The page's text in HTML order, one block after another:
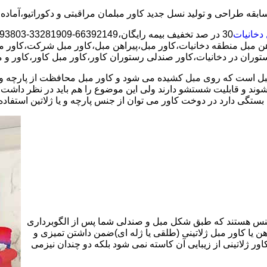
دخانیات
مبل منطقه دخانیات،کاور مبل،پیراهن مبل،کاور مبل
در دخانیات،کاور صندلی رستوران کاور،کاور مبل کاور،کاور و
که روی مبل کشیده می شود و کاور مبل محافظت از پارچه و
و قابلیت شستشو دارند ولی این موضوع را هم باید در نظر
دارد در دوخت کاور می توان از جنس پارچه و یا ژلاتین
هستند که طبق شکل مبل و صندلی شما پس از الگوبرداری
یا کاور مبل ژلاتینی (طلقی یا ژله ای)ضمن داشتن تمیزی و
ژلاتینی از زیبایی آن کاسته نمی شود بلکه دو چندان نیزمی